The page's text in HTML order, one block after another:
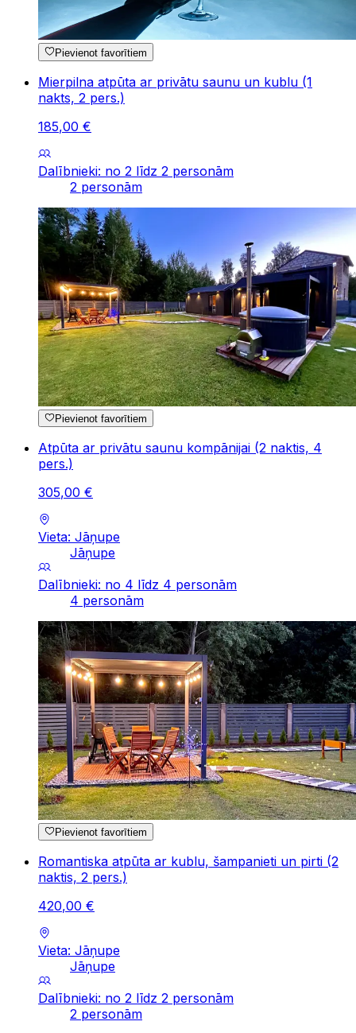
Pievienot favorītiem
Mierpilna atpūta ar privātu saunu un kublu (1
nakts, 2 pers.)
185,00 €
Dalībnieki: no 2 līdz 2 personām
2 personām
Pievienot favorītiem
Atpūta ar privātu saunu kompānijai (2 naktis, 4
pers.)
305,00 €
Vieta: Jāņupe
Jāņupe
Dalībnieki: no 4 līdz 4 personām
4 personām
Pievienot favorītiem
Romantiska atpūta ar kublu, šampanieti un pirti (2
naktis, 2 pers.)
420,00 €
Vieta: Jāņupe
Jāņupe
Dalībnieki: no 2 līdz 2 personām
2 personām